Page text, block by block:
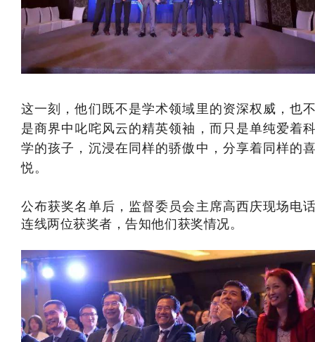
这一刻，他们既不是学术领域里的资深权威，也
是商界中叱咤风云的精英领袖，而只是单纯爱着
学的孩子，沉浸在同样的骄傲中， 分享着同样的
悦。
公布获奖名单后，监督委员会主席高西庆现场电
连线两位获奖者，告知他们获奖情况。